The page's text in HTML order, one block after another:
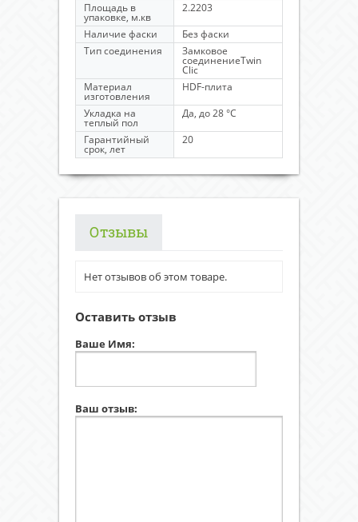
Площадь в
упаковке, м.кв
2.2203
Наличие фаски
Без фаски
Тип соединения
Замковое
соединениеTwin
Clic
Материал
изготовления
HDF-плита
Укладка на
теплый пол
Да, до 28 °C
Гарантийный
срок, лет
20
Отзывы
Нет отзывов об этом товаре.
Оставить отзыв
Ваше Имя:
Ваш отзыв: